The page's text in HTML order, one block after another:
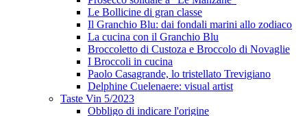
Le Bollicine di gran classe
Il Granchio Blu: dai fondali marini allo zodiaco
La cucina con il Granchio Blu
Broccoletto di Custoza e Broccolo di Novaglie
I Broccoli in cucina
Paolo Casagrande, lo tristellato Trevigiano
Delphine Cuelenaere: visual artist
Taste Vin 5/2023
Obbligo di indicare l'origine